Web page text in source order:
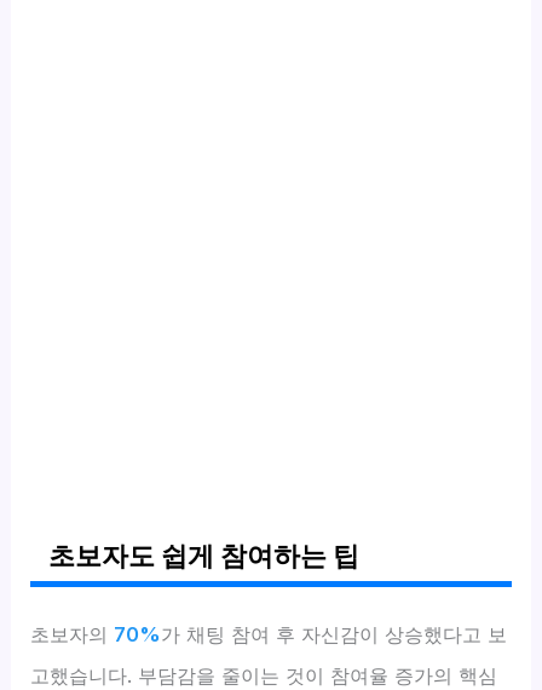
초보자도 쉽게 참여하는 팁
초보자의 70%가 채팅 참여 후 자신감이 상승했다고 보
고했습니다. 부담감을 줄이는 것이 참여율 증가의 핵심